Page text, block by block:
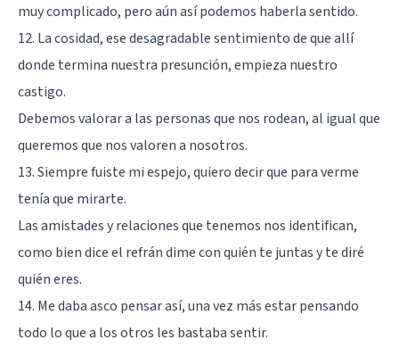
muy complicado, pero aún así podemos haberla sentido.
12. La cosidad, ese desagradable sentimiento de que allí
donde termina nuestra presunción, empieza nuestro
castigo.
Debemos valorar a las personas que nos rodean, al igual que
queremos que nos valoren a nosotros.
13. Siempre fuiste mi espejo, quiero decir que para verme
tenía que mirarte.
Las amistades y relaciones que tenemos nos identifican,
como bien dice el refrán dime con quién te juntas y te diré
quién eres.
14. Me daba asco pensar así, una vez más estar pensando
todo lo que a los otros les bastaba sentir.